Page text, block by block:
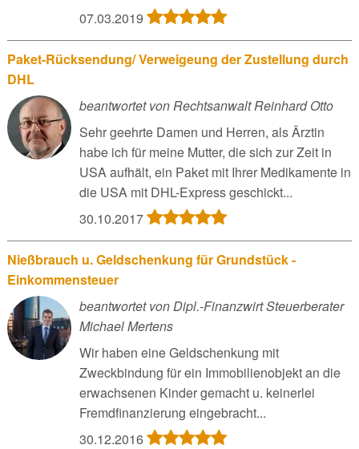
07.03.2019
Paket-Rücksendung/ Verweigeung der Zustellung durch
DHL
beantwortet von Rechtsanwalt Reinhard Otto
Sehr geehrte Damen und Herren, als Ärztin
habe ich für meine Mutter, die sich zur Zeit in
USA aufhält, ein Paket mit Ihrer Medikamente in
die USA mit DHL-Express geschickt...
30.10.2017
Nießbrauch u. Geldschenkung für Grundstück -
Einkommensteuer
beantwortet von Dipl.-Finanzwirt Steuerberater
Michael Mertens
Wir haben eine Geldschenkung mit
Zweckbindung für ein Immobilienobjekt an die
erwachsenen Kinder gemacht u. keinerlei
Fremdfinanzierung eingebracht...
30.12.2016